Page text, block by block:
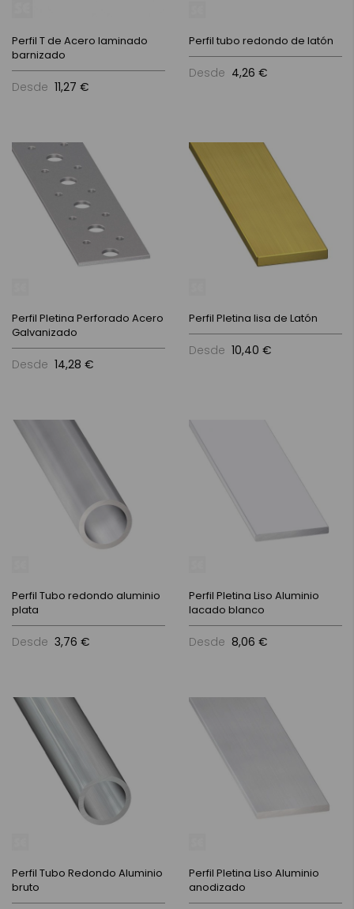
Perfil T de Acero laminado
barnizado
Desde 11,27 €
Perfil tubo redondo de latón
Desde 4,26 €
Perfil Pletina Perforado Acero
Galvanizado
Desde 14,28 €
Perfil Pletina lisa de Latón
Desde 10,40 €
Perfil Tubo redondo aluminio
plata
Desde 3,76 €
Perfil Pletina Liso Aluminio
lacado blanco
Desde 8,06 €
Perfil Tubo Redondo Aluminio
bruto
Perfil Pletina Liso Aluminio
anodizado